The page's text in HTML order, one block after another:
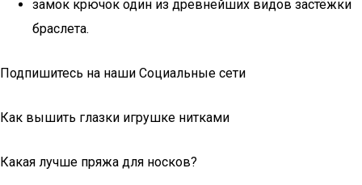
замок крючок один из древнейших видов застёжки
браслета.
Подпишитесь на наши Социальные сети
Как вышить глазки игрушке нитками
Какая лучше пряжа для носков?